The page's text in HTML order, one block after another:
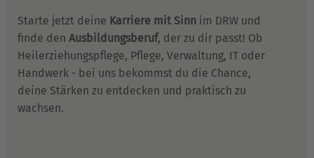
Starte jetzt deine Karriere mit Sinn im DRW und
finde den Ausbildungsberuf, der zu dir passt! Ob
Heilerziehungspflege, Pflege, Verwaltung, IT oder
Handwerk - bei uns bekommst du die Chance,
deine Stärken zu entdecken und praktisch zu
wachsen.